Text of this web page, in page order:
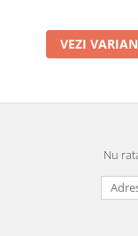
VEZI
Nu